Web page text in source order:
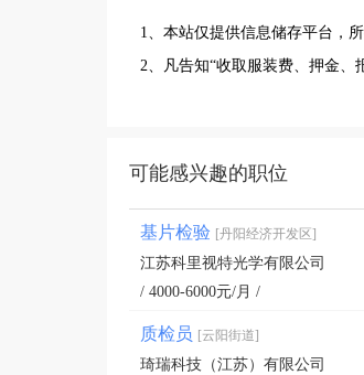
1、本站仅提供信息储存平台，
2、凡告知“收取服装费、押金、
可能感兴趣的职位
基片检验 [丹阳经济开发区]
江苏科里视特光学有限公司
/ 4000-6000元/月 /
质检员 [云阳街道]
琦瑞科技（江苏）有限公司